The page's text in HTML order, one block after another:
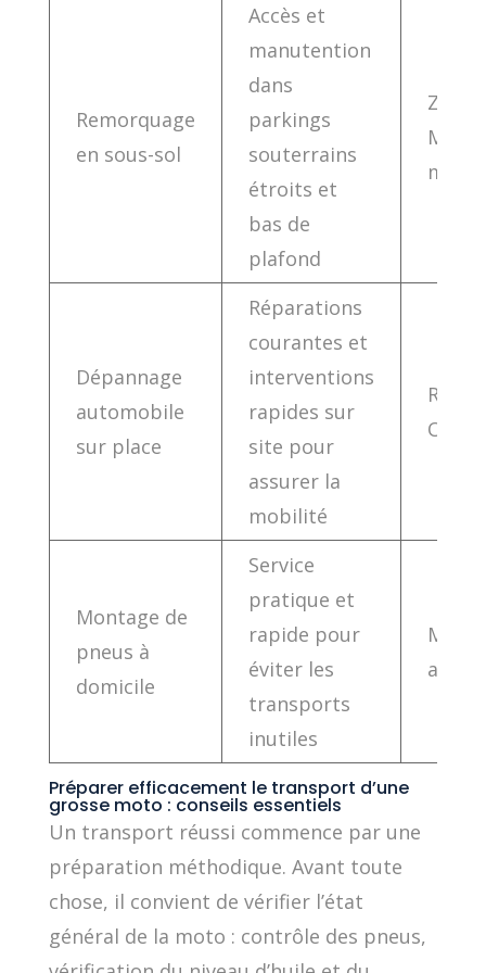
Remorquage
en sous-sol
Accès et
manutention
dans
parkings
souterrains
étroits et
bas de
plafond
Zone
Dépannage
automobile
sur place
Réparations
courantes et
interventions
rapides sur
site pour
assurer la
mobilité
Montage de
pneus à
domicile
Service
pratique et
rapide pour
éviter les
transports
inutiles
Préparer efficacement le transport d’une
grosse moto : conseils essentiels
Un transport réussi commence par une
préparation méthodique. Avant toute
chose, il convient de vérifier l’état
général de la moto : contrôle des pneus,